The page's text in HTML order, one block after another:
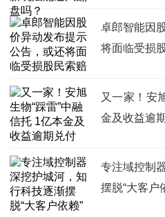
卓郎智能因
将面临受损
又一家！安
金及收益逾
专注域控制
摆脱“大客户